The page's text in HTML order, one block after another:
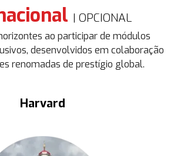
| OPCIONAL
ao participar de módulos
desenvolvidos em colaboração
renomadas de prestígio global.
Harvard